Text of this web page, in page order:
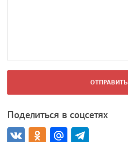
ОТПРАВИТЬ
Поделиться в соцсетях